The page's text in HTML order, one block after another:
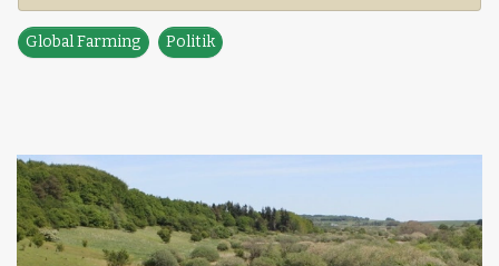
Global Farming Politik